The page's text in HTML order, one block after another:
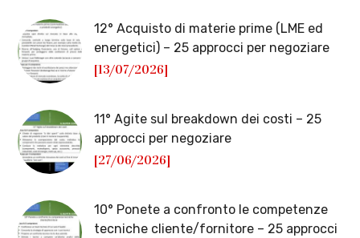
12° Acquisto di materie prime (LME ed
energetici) – 25 approcci per negoziare
[13/07/2026]
11° Agite sul breakdown dei costi – 25
approcci per negoziare
[27/06/2026]
10° Ponete a confronto le competenze
tecniche cliente/fornitore – 25 approcci